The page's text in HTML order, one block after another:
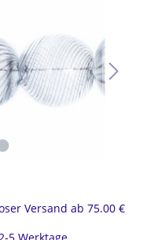
Versand ab 75.00 €